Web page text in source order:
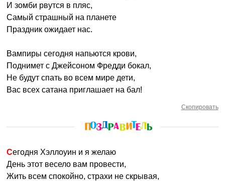
И зомби рвутся в пляс,
Самый страшный на планете
Праздник ожидает нас.
Вампиры сегодня напьются крови,
Поднимет с Джейсоном Фредди бокал,
Не будут спать во всем мире дети,
Вас всех сатана приглашает на бал!
Скопировать
Сегодня Хэллоуин и я желаю
День этот весело вам провести,
Жить всем спокойно, страхи не скрывая,